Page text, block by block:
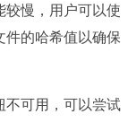
较慢，用户可以使
件的哈希值以确保
不可用，可以尝试